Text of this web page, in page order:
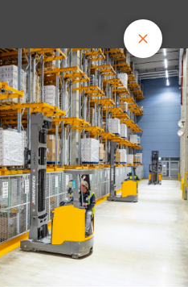
v Německu
sklad,
vozíku
kontrola